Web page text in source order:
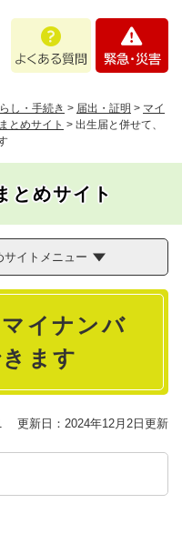
あ
問
・
し・手続き > 届出・証明 > マイ
とめサイト > 出生届と併せて、
とめサイト
サイトメニュー
イナンバ
ます
更新日：2024年12月2日更新